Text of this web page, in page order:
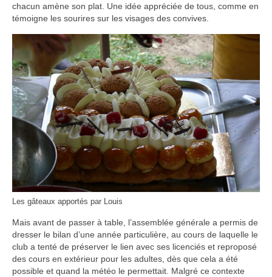
chacun amène son plat. Une idée appréciée de tous, comme en
témoigne les sourires sur les visages des convives.
Les gâteaux apportés par Louis
Mais avant de passer à table, l’assemblée générale a permis de
dresser le bilan d’une année particulière, au cours de laquelle le
club a tenté de préserver le lien avec ses licenciés et reproposé
des cours en extérieur pour les adultes, dès que cela a été
possible et quand la météo le permettait. Malgré ce contexte